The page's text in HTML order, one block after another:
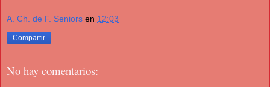
A. Ch. de F. Seniors en 12:03
Compartir
No hay comentarios: